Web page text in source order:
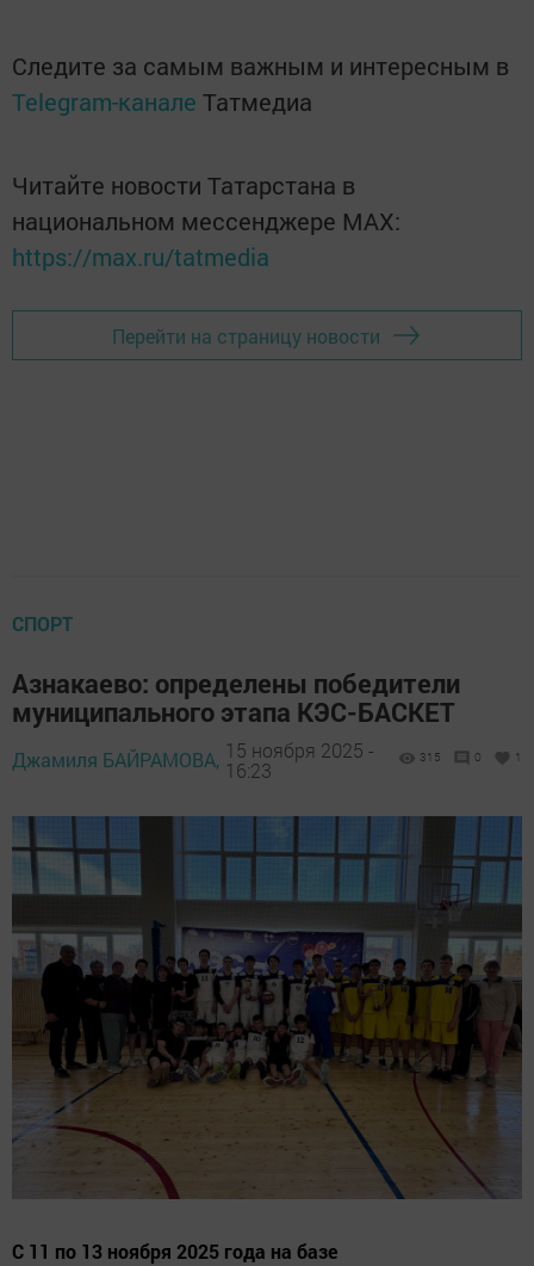
Следите за самым важным и интересным в
Telegram-канале Татмедиа
Читайте новости Татарстана в
национальном мессенджере MАХ:
https://max.ru/tatmedia
Перейти на страницу новости
СПОРТ
Азнакаево: определены победители
муниципального этапа КЭС-БАСКЕТ
Джамиля БАЙРАМОВА, 15 ноября 2025 -
16:23
315 0 1
С 11 по 13 ноября 2025 года на базе